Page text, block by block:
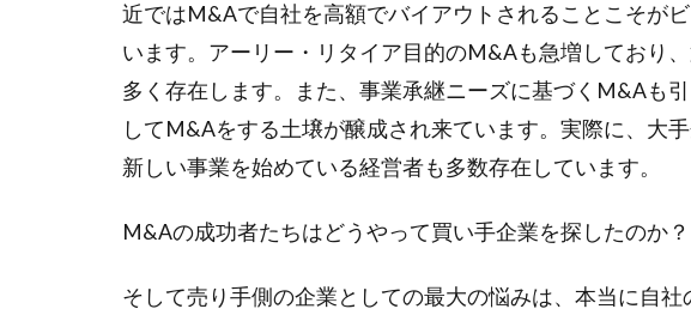
近ではM&Aで自社を高額でバイアウトされることこそが
います。アーリー・リタイア目的のM&Aも急増しており
多く存在します。また、事業承継ニーズに基づくM&Aも
してM&Aをする土壌が醸成され来ています。実際に、大
新しい事業を始めている経営者も多数存在しています。
M&Aの成功者たちはどうやって買い手企業を探したのか？
そして売り手側の企業としての最大の悩みは、本当に自